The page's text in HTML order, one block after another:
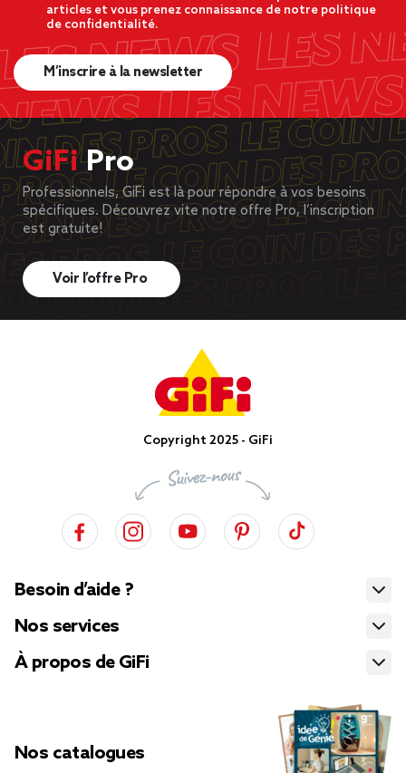
articles et vous prenez connaissance de notre politique
de confidentialité.
M’inscrire à la newsletter
GiFiPro
Professionnels, GiFi est là pour répondre à vos besoins
spécifiques. Découvrez vite notre offre Pro, l’inscription
est gratuite!
Voir l’offre Pro
Copyright 2025 - GiFi
Besoin d’aide ?
Nos services
À propos de GiFi
Nos catalogues